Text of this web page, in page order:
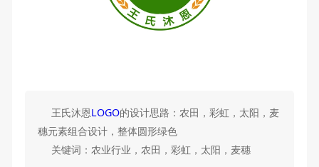
王氏沐恩LOGO的设计思路：农田，彩虹，太阳，麦
穗元素组合设计，整体圆形绿色
关键词：农业行业，农田，彩虹，太阳，麦穗